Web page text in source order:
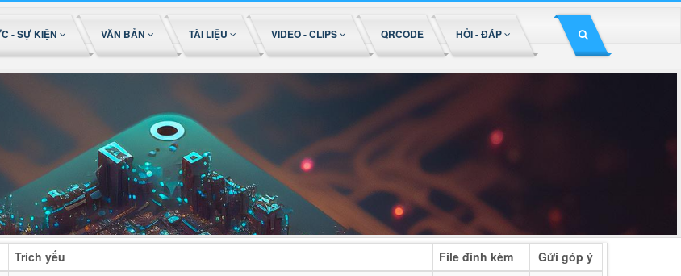
- SỰ KIỆN VĂN BẢN TÀI LIỆU VIDEO - CLIPS QRCODE HỎI - ĐÁP
Trích yếu File đính kèm
Gửi góp ý